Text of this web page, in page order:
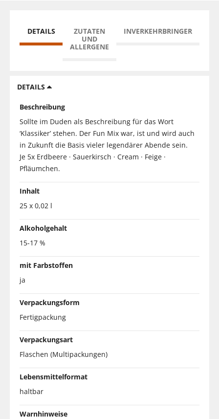
DETAILS
ZUTATEN
UND
ALLERGENE
INVERKEHRBRINGER
DETAILS
Beschreibung
Sollte im Duden als Beschreibung für das Wort
‘Klassiker’ stehen. Der Fun Mix war, ist und wird auch
in Zukunft die Basis vieler legendärer Abende sein.
Je 5x Erdbeere · Sauerkirsch · Cream · Feige ·
Pfläumchen.
Inhalt
25 x 0,02 l
Alkoholgehalt
15-17 %
mit Farbstoffen
ja
Verpackungsform
Fertigpackung
Verpackungsart
Flaschen (Multipackungen)
Lebensmittelformat
haltbar
Warnhinweise